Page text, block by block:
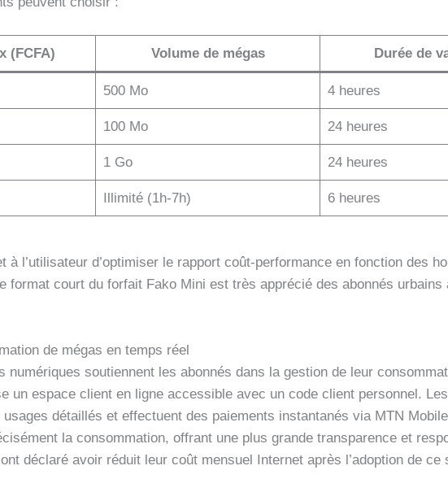
(FCFA) Volume de mégas Durée de
500 Mo 4 heures
100 Mo 24 heures
1 Go 24 heures
Illimité (1h-7h) 6 heures
l’utilisateur d’optimiser le rapport coût-performance en fonction des
format court du forfait Fako Mini est très apprécié des abonnés urbains
de mégas en temps réel
soutiennent les abonnés dans la gestion de leur
un espace client en ligne accessible avec un code client personnel.
détaillés et effectuent des paiements instantanés via MTN
la consommation, offrant une plus grande transparence et
déclaré avoir réduit leur coût mensuel Internet après l’adoption de ce